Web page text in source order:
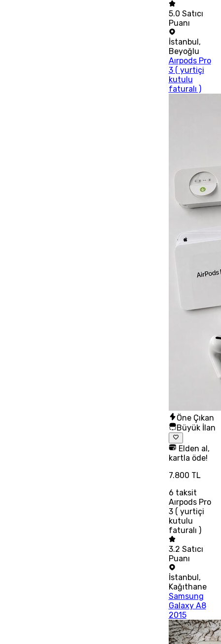
5.0 Satıcı
Puanı
İstanbul,
Beyoğlu
Aırpods Pro
3 ( yurtiçi
kutulu
faturalı )
Öne Çıkan
Büyük İlan
Elden al,
kartla öde!
7.800 TL
6 taksit
Aırpods Pro
3 ( yurtiçi
kutulu
faturalı )
3.2 Satıcı
Puanı
İstanbul,
Kağıthane
Samsung
Galaxy A8
2015